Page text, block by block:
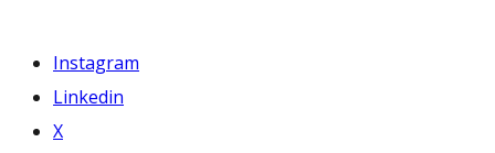
Instagram
Linkedin
X